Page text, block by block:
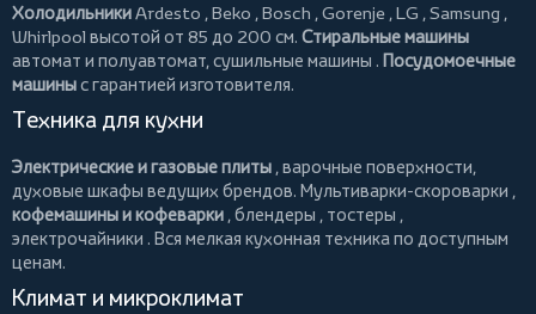
ХолодильникиArdesto ,Beko ,Bosch ,Gorenje ,LG ,Samsung ,
Whirlpool высотой от 85 до 200 см. Стиральные машины
автомат и полуавтомат,сушильные машины . Посудомоечные
машиныс гарантией изготовителя.
Техника для кухни
Электрические и газовые плиты , варочные поверхности,
духовые шкафы ведущих брендов. Мультиварки-скороварки ,
кофемашины и кофеварки ,блендеры , тостеры ,
электрочайники . Вся мелкая кухонная техника по доступным
ценам.
Климат и микроклимат